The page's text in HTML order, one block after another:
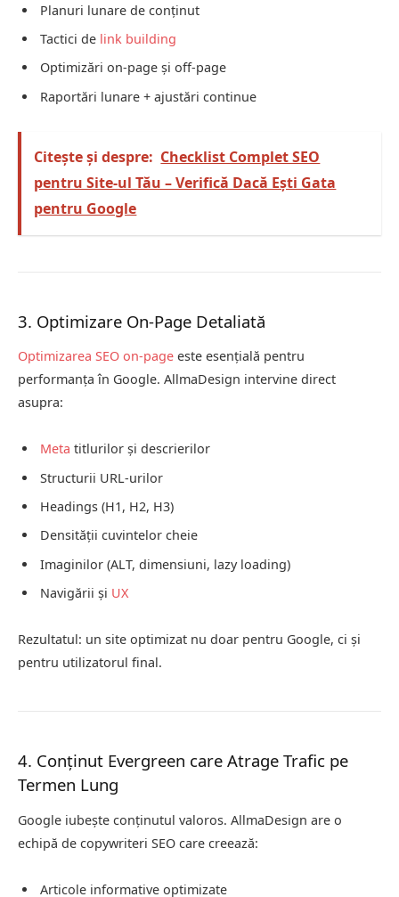
Planuri lunare de conținut
Tactici de link building
Optimizări on-page și off-page
Raportări lunare + ajustări continue
Citește și despre: Checklist Complet SEO
pentru Site-ul Tău – Verifică Dacă Ești Gata
pentru Google
3. Optimizare On-Page Detaliată
Optimizarea SEO on-page este esențială pentru
performanța în Google. AllmaDesign intervine direct
asupra:
Meta titlurilor și descrierilor
Structurii URL-urilor
Headings (H1, H2, H3)
Densității cuvintelor cheie
Imaginilor (ALT, dimensiuni, lazy loading)
Navigării și UX
Rezultatul: un site optimizat nu doar pentru Google, ci și
pentru utilizatorul final.
4. Conținut Evergreen care Atrage Trafic pe
Termen Lung
Google iubește conținutul valoros. AllmaDesign are o
echipă de copywriteri SEO care creează:
Articole informative optimizate